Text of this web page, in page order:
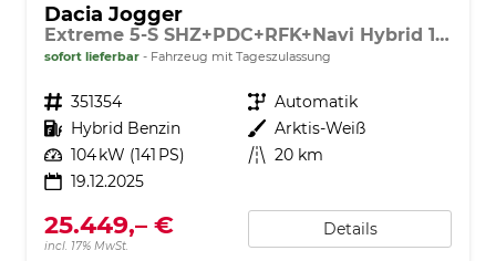
Dacia Jogger
Extreme 5-S SHZ+PDC+RFK+Navi Hybrid 140
sofort lieferbar Fahrzeug mit Tageszulassung
Fahrzeugnr. 351354 Getriebe Automatik
Kraftstoff Hybrid Benzin Außenfarbe Arktis-Weiß
Leistung 104 kW (141 PS) Kilometerstand 20 km
19.12.2025
25.449,– €
incl. 17% MwSt.
Details